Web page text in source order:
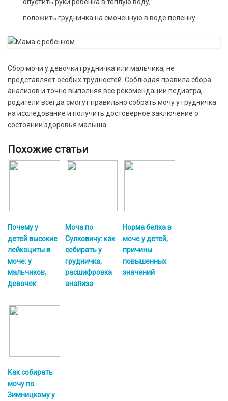
положить грудничка на смоченную в воде пеленку.
Сбор мочи у девочки грудничка или мальчика, не
представляет особых трудностей. Соблюдая правила сбора
анализов и точно выполняя все рекомендации педиатра,
родители всегда смогут правильно собрать мочу у грудничка
на исследование и получить достоверное заключение о
состоянии здоровья малыша.
Похожие статьи
Почему у
детей высокие
лейкоциты в
моче: у
мальчиков,
девочек
Моча по
Сулковичу: как
собирать у
грудничка,
расшифровка
анализа
Норма белка в
моче у детей,
причины
повышенных
значений
Как собирать
мочу по
Зимницкому у